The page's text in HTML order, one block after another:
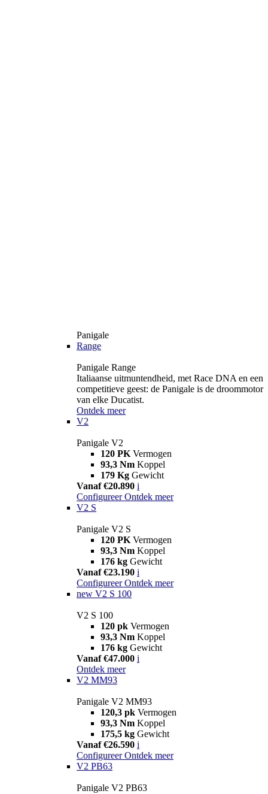
Panigale
Range
Panigale Range
Italiaanse uitmuntendheid, met Race DNA en een
competitieve geest: de Panigale is de droommotor
van elke Ducatist.
Ontdek meer
V2
Panigale V2
120 PK Vermogen
93,3 Nm Koppel
179 Kg Gewicht
Vanaf €20.890 i
Configureer Ontdek meer
V2 S
Panigale V2 S
120 PK Vermogen
93,3 Nm Koppel
176 kg Gewicht
Vanaf €23.190 i
Configureer Ontdek meer
new V2 S 100
V2 S 100
120 pk Vermogen
93,3 Nm Koppel
176 kg Gewicht
Vanaf €47.000 i
Ontdek meer
V2 MM93
Panigale V2 MM93
120,3 pk Vermogen
93,3 Nm Koppel
175,5 kg Gewicht
Vanaf €26.590 i
Configureer Ontdek meer
V2 PB63
Panigale V2 PB63